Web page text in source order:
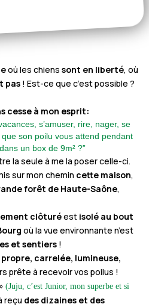
où les chiens sont en liberté, où
pas! Est-ce que c’est possible ?
cesse à mon esprit:
s’amuser, rire, nager, se
son poilu vous attend pendant
un box de 9m² ?”
la seule à me la poser celle-ci.
sur mon chemin cette maison,
forêt de Haute-Saône,
clôturéest isolé au bout
où la vue environnante n’est
et sentiers!
propre, carrelée, lumineuse,
prête à recevoir vos poilus !
» (Juju, c’est Junior, mon superbe et si
reçu des dizaines et des